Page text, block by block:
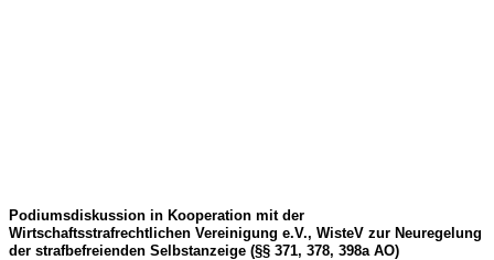
Podiumsdiskussion in Kooperation mit der
Wirtschaftsstrafrechtlichen Vereinigung e.V., WisteV zur Neuregelung
der strafbefreienden Selbstanzeige (§§ 371, 378, 398a AO)